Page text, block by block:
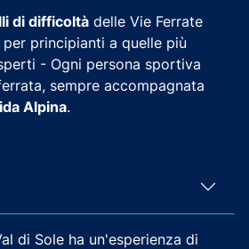
di difficoltà delle Vie Ferrate
principianti a quelle più
- Ogni persona sportiva
sempre accompagnata
Alpina.
di Sole ha un'esperienza di